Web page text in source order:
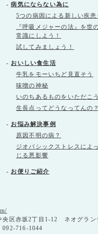
-病気にならない為に
5つの病因による新しい疾
『呼吸メジャーの法』を世
常識にしよう！
試してみましょう！
- おいしい食生活
牛乳をモーいちど見直そう
味噌の神秘
いのちあるものをいただこ
生長点ってどうなってんの
- お悩み解決事例
原因不明の病？
ジオパシックストレスによ
じる悪影響
- お便りご紹介
区赤坂2丁目1-12 ネオグラン
092-716-1044